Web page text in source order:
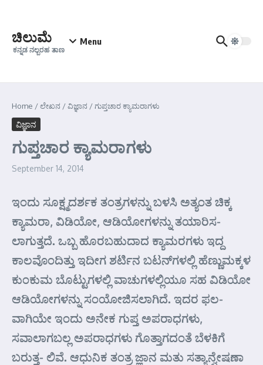
ಚಿಲುಮೆ
ಕನ್ನಡ ನಲ್ಬರಹ ತಾಣ
Menu
Home /ಲೇಖನ /ವಿಜ್ಞಾನ /ಗುಪ್ತಚಾರ ಕ್ಯಾಮರಾಗಳು
ವಿಜ್ಞಾನ
ಗುಪ್ತಚಾರ ಕ್ಯಾಮರಾಗಳು
September 14, 2014
ಇಂದು ಸೂಕ್ಷ್ಮದರ್ಶಕ ತಂತ್ರಗಳನ್ನು ಬಳಸಿ ಅತ್ಯಂತ ಚಿಕ್ಕ
ಕ್ಯಾಮರಾ, ವಿಡಿಯೋ, ಆಡಿಯೋಗಳನ್ನು ತಯಾರಿಸ-
ಲಾಗುತ್ತದೆ. ಒಬ್ಬ ಹೊರಬಹುದಾದ ಕ್ಯಾಮರಗಳು ಇದ್ದ
ಕಾಲವೊಂದಿತ್ತು ಇದೀಗ ಶರ್ಟಿನ ಬಟನ್‌ಗಳಲ್ಲಿ ಹೆಣ್ಣುಮಕ್ಕಳ
ಕುಂಕುಮ ಬೊಟ್ಟುಗಳಲ್ಲಿ ವಾಚುಗಳಲ್ಲಿಯೂ ಸಹ ವಿಡಿಯೋ
ಆಡಿಯೋಗಳನ್ನು ಸಂಯೋಜಿಸಲಾಗಿದೆ. ಇದರ ಫಲ-
ವಾಗಿಯೇ ಇಂದು ಅನೇಕ ಗುಪ್ತ ಅಪರಾಧಗಳು,
ಸವಾಲಾಗಬಲ್ಲ ಅಪರಾಧಗಳು ಗೊತ್ತಾಗದಂತೆ ಬೆಳಕಿಗೆ
ಬರುತ್ತ- ಲಿವೆ. ಆಧುನಿಕ ತಂತ್ರ ಜ್ಞಾನ ಮತು ಸತ್ಯಾನ್ವೇಷಣಾ